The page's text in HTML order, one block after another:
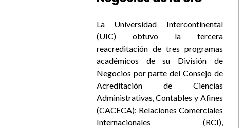
La Universidad Intercontinental
(UIC) obtuvo la tercera
reacreditación de tres programas
académicos de su División de
Negocios por parte del Consejo de
Acreditación de Ciencias
Administrativas, Contables y Afines
(CACECA): Relaciones Comerciales
Internacionales (RCI),